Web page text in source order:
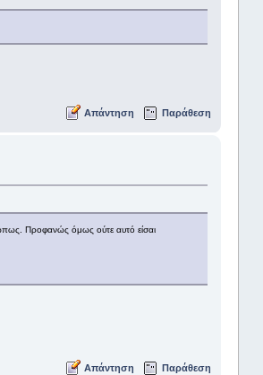
Απάντηση Παράθεση
Προφανώς όμως ούτε αυτό είσαι
Απάντηση Παράθεση